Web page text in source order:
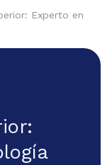
Experto en